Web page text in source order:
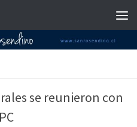
se reunieron con